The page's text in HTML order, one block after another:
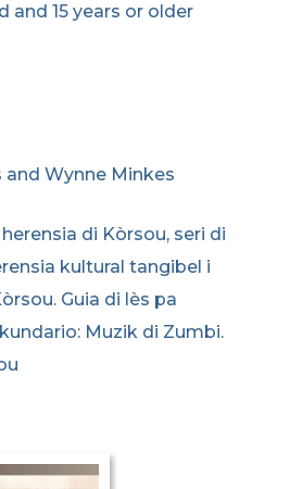
and 15 years or older
and Wynne Minkes
di Kòrsou, seri di
kultural tangibel i
Guia di lès pa
Muzik di Zumbi.